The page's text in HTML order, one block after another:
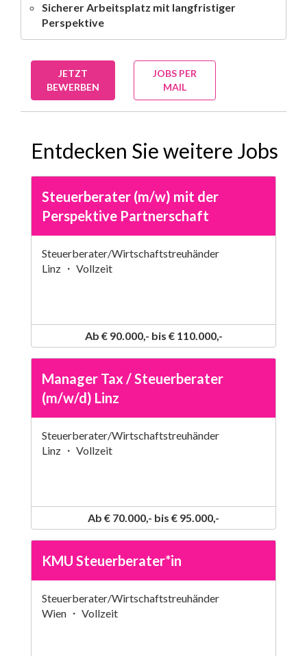
Sicherer Arbeitsplatz mit langfristiger
Perspektive
JETZT
BEWERBEN
JOBS PER
MAIL
Entdecken Sie weitere Jobs
Steuerberater (m/w) mit der
Perspektive Partnerschaft
Steuerberater/Wirtschaftstreuhänder
Linz ・ Vollzeit
Ab € 90.000,- bis € 110.000,-
Manager Tax / Steuerberater
(m/w/d) Linz
Steuerberater/Wirtschaftstreuhänder
Linz ・ Vollzeit
Ab € 70.000,- bis € 95.000,-
KMU Steuerberater*in
Steuerberater/Wirtschaftstreuhänder
Wien ・ Vollzeit